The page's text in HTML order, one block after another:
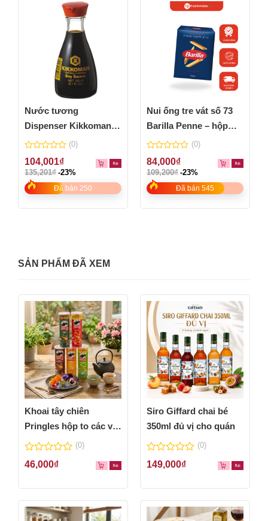
Nước tương
Dispenser Kikkoman
150ml
0
out
of
5
(0)
104,001₫
135,201₫ -23%
Đã bán 250
Nui ống tre vát số 73
Barilla Penne – hộp
500g
0
out
of
5
(0)
84,000₫
109,200₫ -23%
Đã bán 545
SẢN PHẨM ĐÃ XEM
Khoai tây chiên
Pringles hộp to các vị
thơm ngon
0
out
5
(0)
46,000₫
Siro Giffard chai bé
350ml đủ vị cho quán
0
out
5
(0)
149,000₫